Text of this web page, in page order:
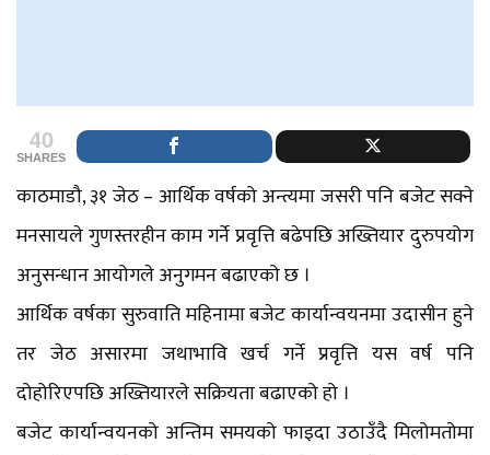
40
SHARES
काठमाडौ, ३१ जेठ – आर्थिक वर्षको अन्त्यमा जसरी पनि बजेट सक्ने
मनसायले गुणस्तरहीन काम गर्ने प्रवृत्ति बढेपछि अख्तियार दुरुपयोग
अनुसन्धान आयोगले अनुगमन बढाएको छ ।
आर्थिक वर्षका सुरुवाति महिनामा बजेट कार्यान्वयनमा उदासीन हुने
तर जेठ असारमा जथाभावि खर्च गर्ने प्रवृत्ति यस वर्ष पनि
दोहोरिएपछि अख्तियारले सक्रियता बढाएको हो ।
बजेट कार्यान्वयनको अन्तिम समयको फाइदा उठाउँदै मिलोमतोमा